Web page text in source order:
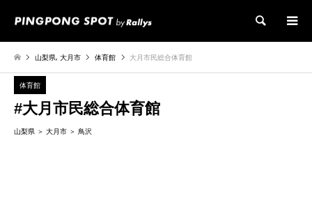
検索
山梨県,大月市 体育館 大月市民総合体育館
体育館
#大月市民総合体育館
山梨県 大月市 鳥沢